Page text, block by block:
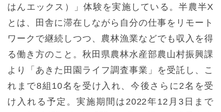
はんエックス）」体験を実施している。半農半X
とは、田舎に滞在しながら自分の仕事をリモート
ワークで継続しつつ、農林漁業などでも収入を得
る働き方のこと。秋田県農林水産部農山村振興課
より「あきた田園ライフ調査事業」を受託し、こ
れまで8組10名を受け入れ、今後さらに2名を受
け入れる予定。実施期間は2022年12月3日まで